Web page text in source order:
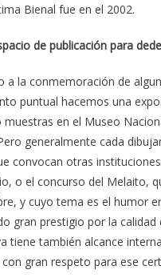
Bienal fue en el 2002.
de publicación para
a la conmemoración de
puntual hacemos una
en el Museo
generalmente cada
convocan otras
o el concurso del Melaito,
y cuyo tema es el humor
gran prestigio por la calidad
tiene también alcance
gran respeto para ese